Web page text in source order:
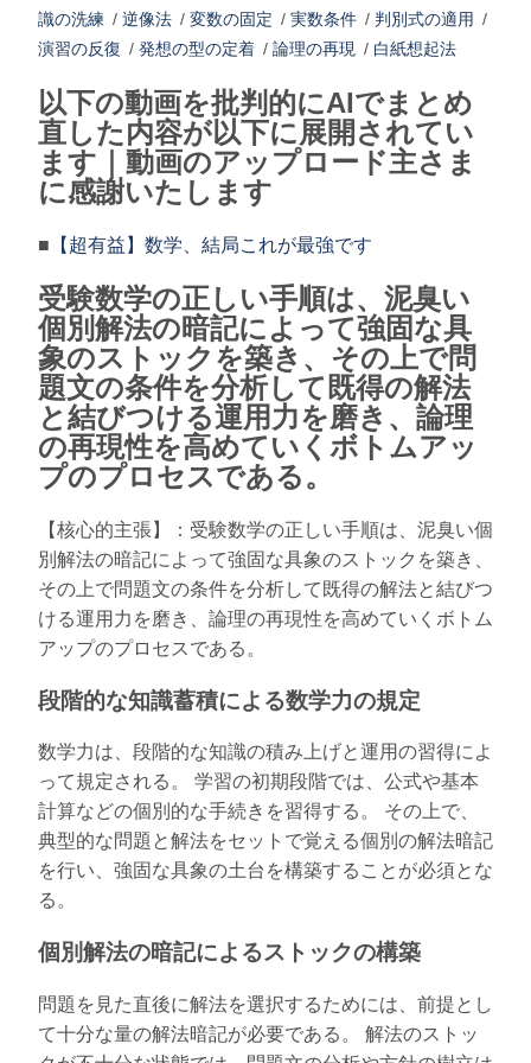
識の洗練 / 逆像法 / 変数の固定 / 実数条件 / 判別式の適用 /
演習の反復 / 発想の型の定着 / 論理の再現 / 白紙想起法
以下の動画を批判的にAIでまとめ
直した内容が以下に展開されてい
ます｜動画のアップロード主さま
に感謝いたします
■ 【超有益】数学、結局これが最強です
受験数学の正しい手順は、泥臭い
個別解法の暗記によって強固な具
象のストックを築き、その上で問
題文の条件を分析して既得の解法
と結びつける運用力を磨き、論理
の再現性を高めていくボトムアッ
プのプロセスである。
【核心的主張】：受験数学の正しい手順は、泥臭い個
別解法の暗記によって強固な具象のストックを築き、
その上で問題文の条件を分析して既得の解法と結びつ
ける運用力を磨き、論理の再現性を高めていくボトム
アップのプロセスである。
段階的な知識蓄積による数学力の規定
数学力は、段階的な知識の積み上げと運用の習得によ
って規定される。 学習の初期段階では、公式や基本
計算などの個別的な手続きを習得する。 その上で、
典型的な問題と解法をセットで覚える個別の解法暗記
を行い、強固な具象の土台を構築することが必須とな
る。
個別解法の暗記によるストックの構築
問題を見た直後に解法を選択するためには、前提とし
て十分な量の解法暗記が必要である。 解法のストッ